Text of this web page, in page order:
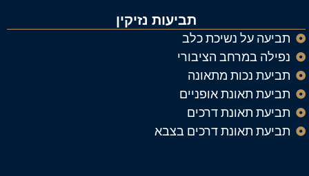
תביעות נזיקין
תביעה על נשיכת כלב
נפילה במרחב הציבורי
תביעת נכות מתאונה
תביעת תאונת אופניים
תביעת תאונת דרכים
תביעת תאונת דרכים בצבא